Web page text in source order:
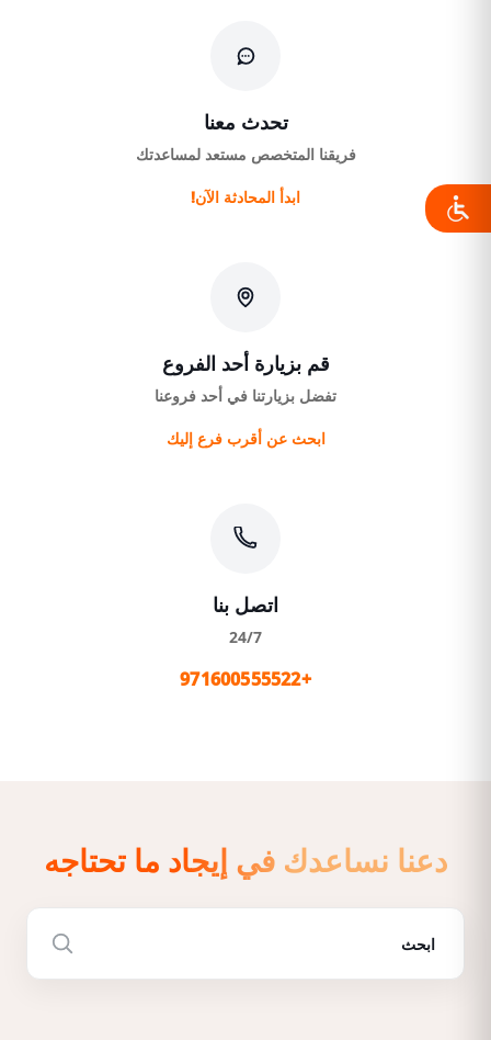
تحدث معنا
فريقنا المتخصص مستعد لمساعدتك
ابدأ المحادثة الآن!
قم بزيارة أحد الفروع
تفضل بزيارتنا في أحد فروعنا
ابحث عن أقرب فرع إليك
اتصل بنا
24/7
+971600555522
دعنا نساعدك في إيجاد ما تحتاجه